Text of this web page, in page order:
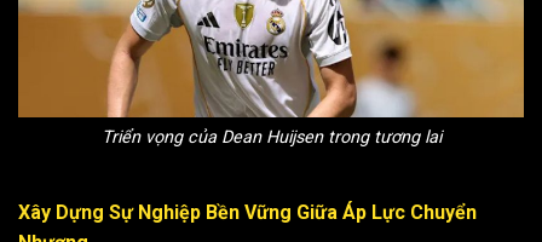
Triển vọng của Dean Huijsen trong tương lai
Xây Dựng Sự Nghiệp Bền Vững Giữa Áp Lực Chuyển